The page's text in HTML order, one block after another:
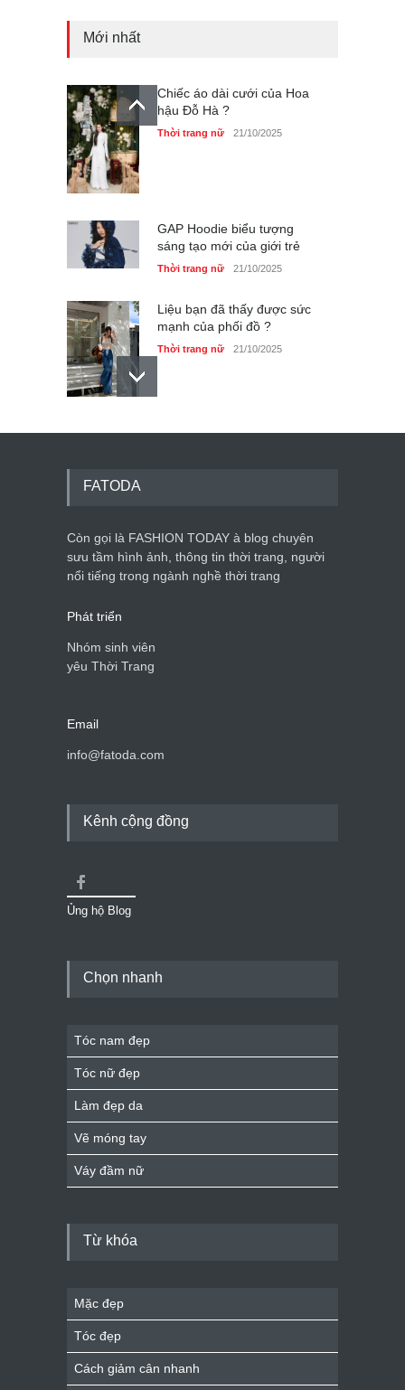
Mới nhất
Chiếc áo dài cưới của Hoa
hậu Đỗ Hà ?
Thời trang nữ 21/10/2025
GAP Hoodie biểu tượng
sáng tạo mới của giới trẻ
Thời trang nữ 21/10/2025
Liệu bạn đã thấy được sức
mạnh của phối đồ ?
Thời trang nữ 21/10/2025
Dàn túi hiệu ‘ xịn sò’ của nữ
Mẫu áo khoác đẹp cho phụ
nữ 40+
FATODA
Còn gọi là FASHION TODAY à blog chuyên
sưu tầm hình ảnh, thông tin thời trang, người
nổi tiếng trong ngành nghề thời trang
Phát triển
Nhóm sinh viên
yêu Thời Trang
Email
info@fatoda.com
Kênh cộng đồng
Ủng hộ Blog
Chọn nhanh
Tóc nam đẹp
Tóc nữ đẹp
Làm đẹp da
Vẽ móng tay
Váy đầm nữ
Từ khóa
Mặc đẹp
Tóc đẹp
Cách giảm cân nhanh